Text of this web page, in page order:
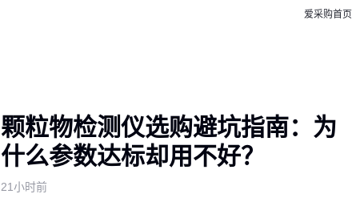
爱采购首页
颗粒物检测仪选购避坑指南：为
什么参数达标却用不好？
21小时前